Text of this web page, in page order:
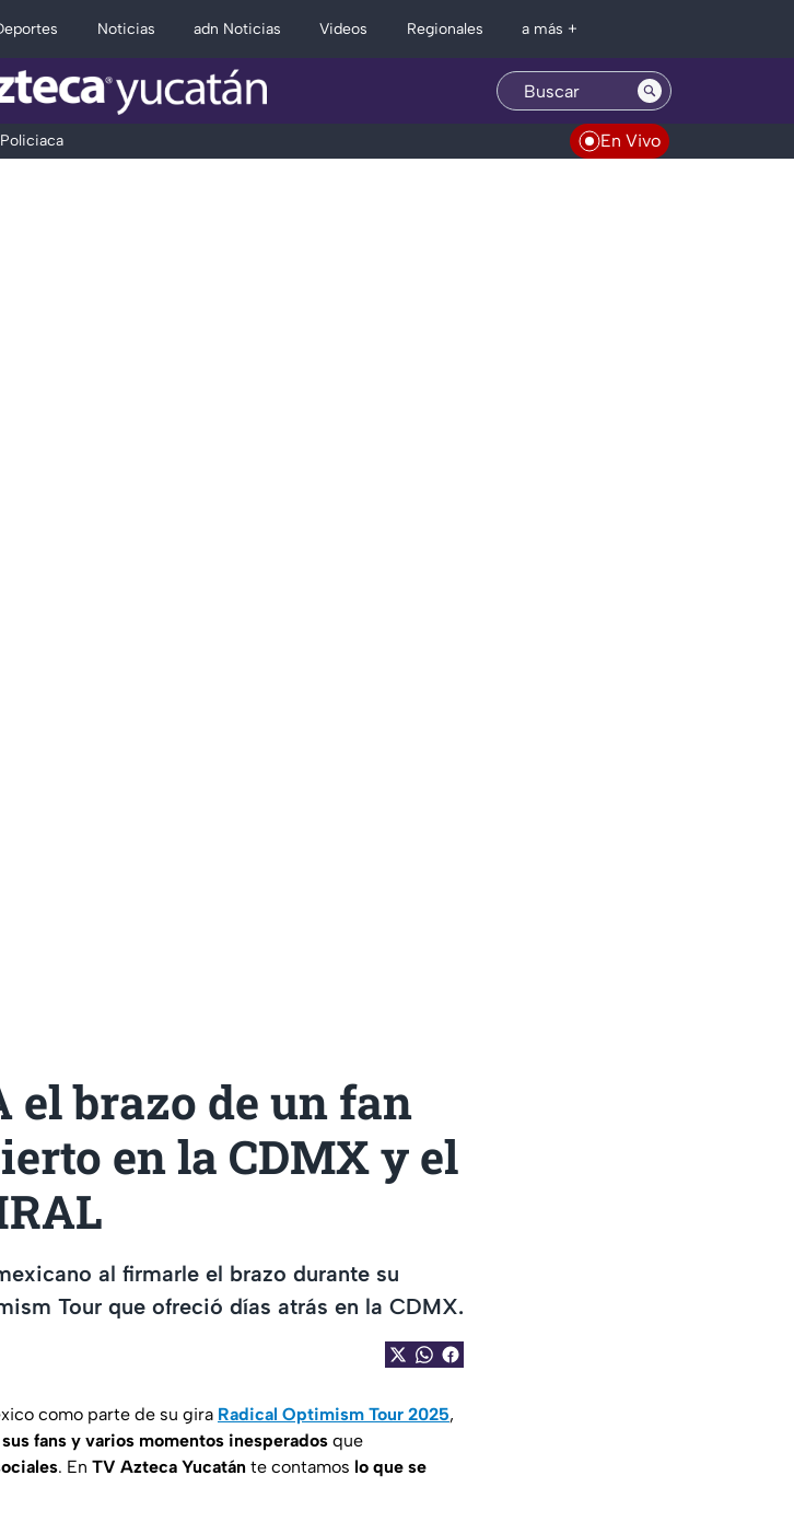
Noticias adn Noticias Videos Regionales a más +
Policiaca En Vivo
el brazo de un fan
en la CDMX y el
al firmarle el brazo durante su
Tour que ofreció días atrás en la CDMX.
como parte de su gira Radical Optimism Tour 2025,
fans y varios momentos inesperados que
. En TV Azteca Yucatán te contamos lo que se